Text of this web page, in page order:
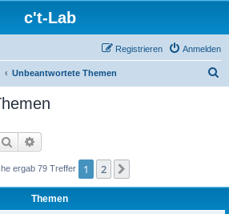
c't-Lab
Anmelden
Registrieren
Unbeantwortete Themen
Suche
ergab 79 Treffer 1 2
Themen